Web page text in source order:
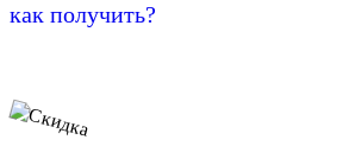
как получить?